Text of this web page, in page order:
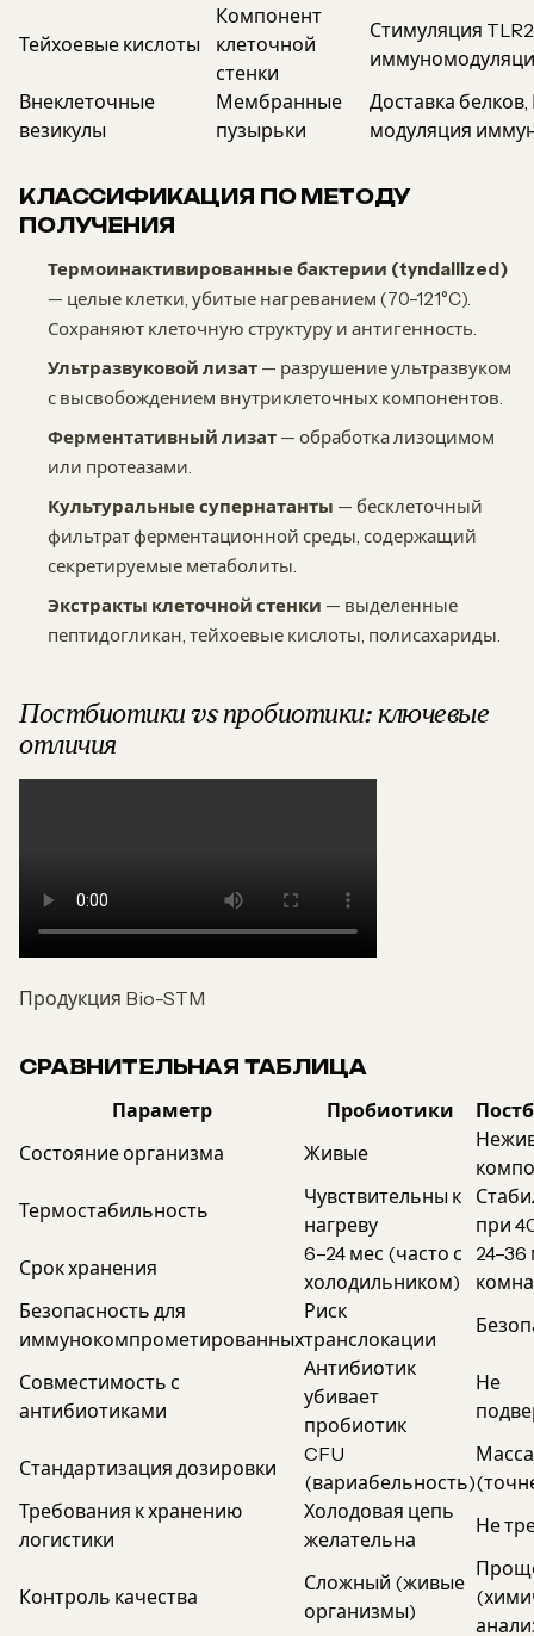
Тейхоевые кислоты
Компонент
клеточной
стенки
Стимуляция
Внеклеточные
везикулы
Мембранные
пузырьки
Доставка
модуляция
КЛАССИФИКАЦИЯ ПО МЕТОДУ
ПОЛУЧЕНИЯ
Термоинактивированные бактерии (tyndallized)
— целые клетки, убитые нагреванием (70–121°C).
Сохраняют клеточную структуру и антигенность.
Ультразвуковой лизат — разрушение ультразвуком
с высвобождением внутриклеточных компонентов.
Ферментативный лизат — обработка лизоцимом
или протеазами.
Культуральные супернатанты — бесклеточный
фильтрат ферментационной среды, содержащий
секретируемые метаболиты.
Экстракты клеточной стенки — выделенные
пептидогликан, тейхоевые кислоты, полисахариды.
Постбиотики vs пробиотики: ключевые
отличия
Продукция Bio-STM
СРАВНИТЕЛЬНАЯ ТАБЛИЦА
Параметр
Пробиотики
Состояние организма
Живые
Термостабильность
Чувствительны к
нагреву
при
Срок хранения
6–24 мес (часто с
холодильником)
Безопасность для
иммунокомпрометированных
Риск
транслокации
Совместимость с
антибиотиками
Антибиотик
убивает
пробиотик
Не
Стандартизация дозировки
CFU
(вариабельность)
Требования к хранению
логистики
Холодовая цепь
желательна
Не
Контроль качества
Сложный (живые
организмы)